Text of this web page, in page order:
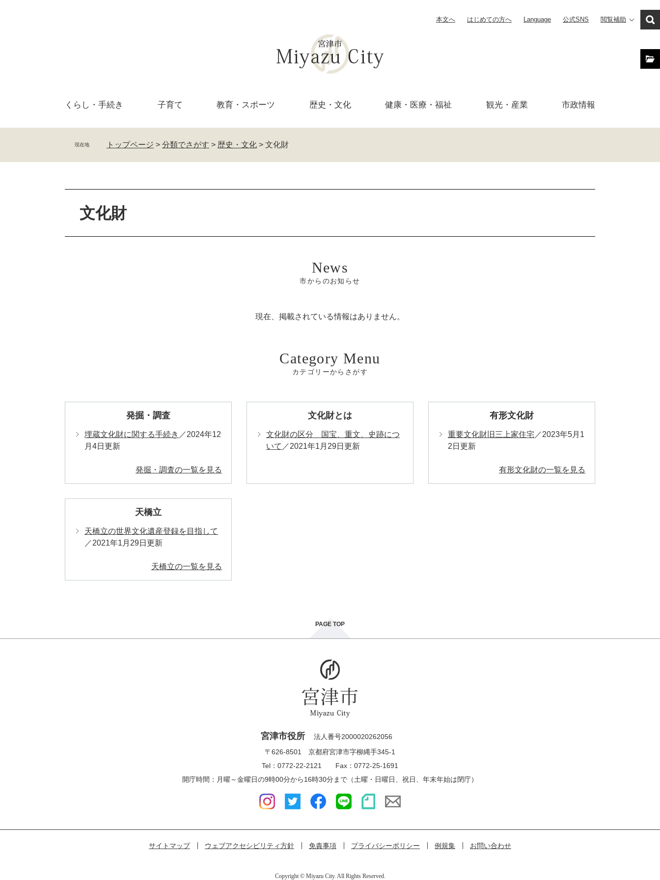
本文へ はじめての方へ Language 公式SNS 閲覧補助
くらし・ 手続き 子育て 教育・ スポーツ 歴史・文化 健康・医療・ 福祉 観光・産業 市政情報
現在地 トップページ > 分類でさがす > 歴史・文化 > 文化財
文化財
市からのお知らせ
現在、掲載されている情報はありません。
カテゴリーからさがす
発掘・調査
埋蔵文化財に関する手続き
2024年12
月4日更新
発掘・調査の一覧を見る
文化財とは
文化財の区分 国宝、重文、史跡につ
いて
2021年1月29日更新
有形文化財
重要文化財旧三上家住宅
2023年5月1
2日更新
有形文化財の一覧を見る
天橋立
天橋立の世界文化遺産登録を目指して
2021年1月29日更新
天橋立の一覧を見る
PAGE TOP
サイトマップ ウェブアクセシビリティ方針 免責事項 プライバシーポリシー 例規集 お問い合わせ
宮津市役所
法人番号2000020262056
〒626-8501 京都府宮津市字柳縄手345-1
Tel：0772-22-2121 Fax：0772-25-1691
開庁時間：月曜～金曜日の9時00分から16時30分まで（土曜・日曜日、祝日、年末年始は閉庁）
Copyright © Miyazu City. All Rights Reserved.